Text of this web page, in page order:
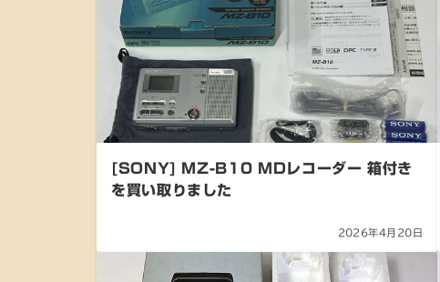
[SONY] MZ-B10 MDレコーダー 箱付き
を買い取りました
2026年4月20日